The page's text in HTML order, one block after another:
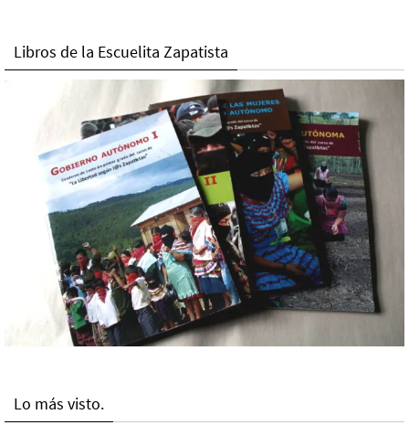
Libros de la Escuelita Zapatista
Lo más visto.